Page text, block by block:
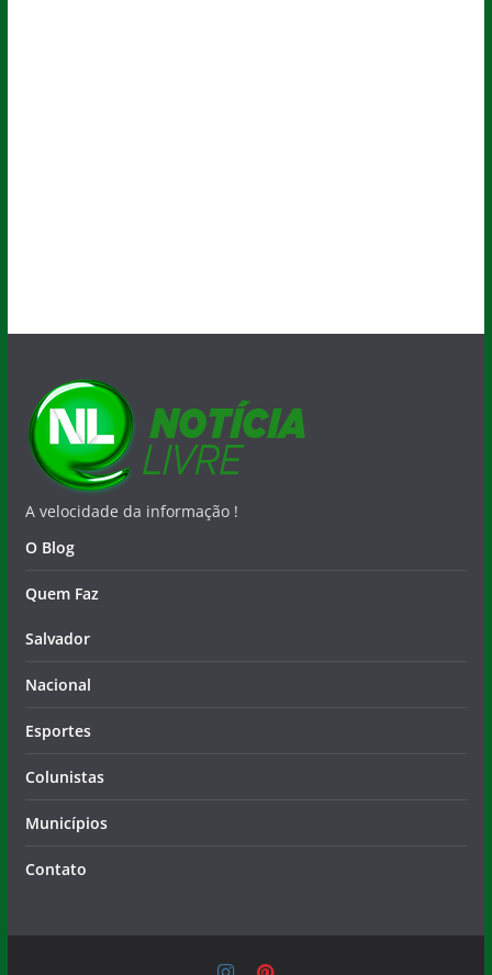
A velocidade da informação !
O Blog
Quem Faz
Salvador
Nacional
Esportes
Colunistas
Municípios
Contato